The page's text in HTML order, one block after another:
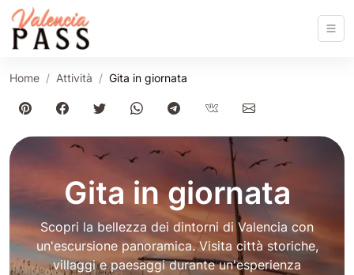
Home Attività Gita in giornata
Gita in giornata
Scopri la bellezza dei dintorni di Valencia con
un'escursione panoramica. Visita città storiche,
villaggi e paesaggi durante un'esperienza